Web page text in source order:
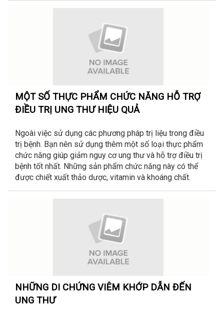
MỘT SỐ THỰC PHẨM CHỨC NĂNG HỖ TRỢ
ĐIỀU TRỊ UNG THƯ HIỆU QUẢ
Ngoài việc sử dụng các phương pháp trị liệu trong điều
trị bệnh. Bạn nên sử dụng thêm một số loại thực phẩm
chức năng giúp giảm nguy cơ ung thư và hỗ trợ điều trị
bệnh tốt nhất. Những sản phẩm chức năng này có thể
được chiết xuất thảo dược, vitamin và khoáng chất.
NHỮNG DI CHỨNG VIÊM KHỚP DẪN ĐẾN
UNG THƯ